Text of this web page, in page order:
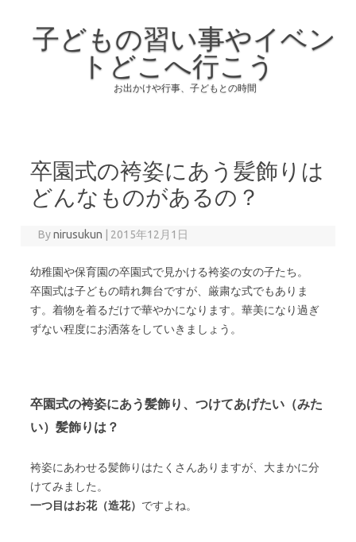
子どもの習い事やイベン
トどこへ行こう
お出かけや行事、子どもとの時間
卒園式の袴姿にあう髪飾りは
どんなものがあるの？
Bynirusukun 2015年12月1日
幼稚園や保育園の卒園式で見かける袴姿の女の子たち。
卒園式は子どもの晴れ舞台ですが、厳粛な式でもありま
す。着物を着るだけで華やかになります。華美になり過ぎ
ずない程度にお洒落をしていきましょう。
卒園式の袴姿にあう髪飾り、つけてあげたい（みた
い）髪飾りは？
袴姿にあわせる髪飾りはたくさんありますが、大まかに分
けてみました。
一つ目はお花（造花） ですよね。